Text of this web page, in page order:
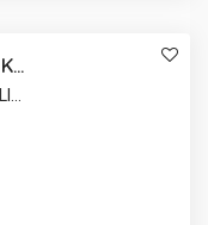
Chuyên Viên Hợp Tác KOL/KOC